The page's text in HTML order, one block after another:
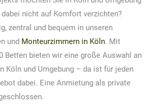
nicht auf Komfort verzichten?
zentral und bequem in unseren
und Monteurzimmern in Köln. Mit
Betten bieten wir eine große Auswahl an
Köln und Umgebung – da ist für jeden
dabei. Eine Anmietung als private